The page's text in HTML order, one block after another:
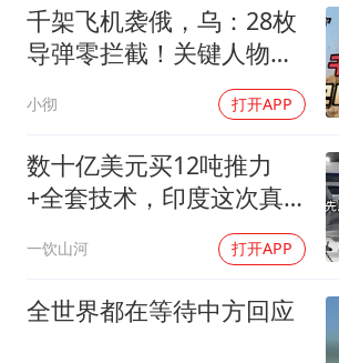
上海大部迎大暴雨
《龙餐馆》 冲奖
千架飞机袭俄，乌：28枚
导弹零拦截！关键人物被
小彻 打开APP
数十亿美元买12吨推力
+全套技术，印度这次真
一饮山河 打开APP
全世界都在等待中方回应